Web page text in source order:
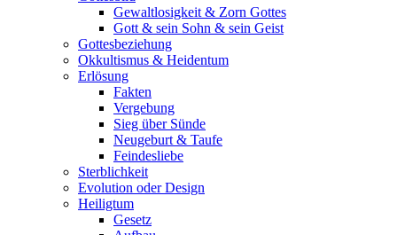
Gewaltlosigkeit & Zorn Gottes
Gott & sein Sohn & sein Geist
Gottesbeziehung
Okkultismus & Heidentum
Erlösung
Fakten
Vergebung
Sieg über Sünde
Neugeburt & Taufe
Feindesliebe
Sterblichkeit
Evolution oder Design
Heiligtum
Gesetz